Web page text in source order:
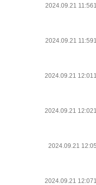
2024.09.21 11:56
2024.09.21 11:59
2024.09.21 12:01
2024.09.21 12:02
2024.09.21 12:05
2024.09.21 12:07